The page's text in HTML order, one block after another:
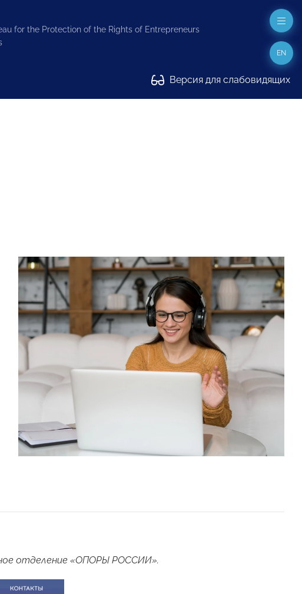
for the Protection of the Rights of Entrepreneurs
Версия для слабовидящих
EN
отделение «ОПОРЫ РОССИИ».